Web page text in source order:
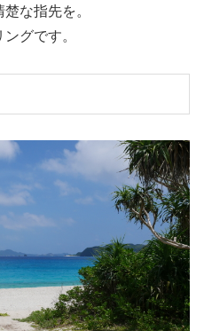
な指先を。
グです。